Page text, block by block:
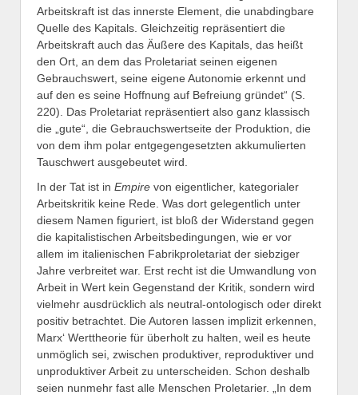
Arbeitskraft ist das innerste Element, die unabdingbare
Quelle des Kapitals. Gleichzeitig repräsentiert die
Arbeitskraft auch das Äußere des Kapitals, das heißt
den Ort, an dem das Proletariat seinen eigenen
Gebrauchswert, seine eigene Autonomie erkennt und
auf den es seine Hoffnung auf Befreiung gründet“ (S.
220). Das Proletariat repräsentiert also ganz klassisch
die „gute“, die Gebrauchswertseite der Produktion, die
von dem ihm polar entgegengesetzten akkumulierten
Tauschwert ausgebeutet wird.
In der Tat ist in Empire von eigentlicher, kategorialer
Arbeitskritik keine Rede. Was dort gelegentlich unter
diesem Namen figuriert, ist bloß der Widerstand gegen
die kapitalistischen Arbeitsbedingungen, wie er vor
allem im italienischen Fabrikproletariat der siebziger
Jahre verbreitet war. Erst recht ist die Umwandlung von
Arbeit in Wert kein Gegenstand der Kritik, sondern wird
vielmehr ausdrücklich als neutral-ontologisch oder direkt
positiv betrachtet. Die Autoren lassen implizit erkennen,
Marx‘ Werttheorie für überholt zu halten, weil es heute
unmöglich sei, zwischen produktiver, reproduktiver und
unproduktiver Arbeit zu unterscheiden. Schon deshalb
seien nunmehr fast alle Menschen Proletarier. „In dem